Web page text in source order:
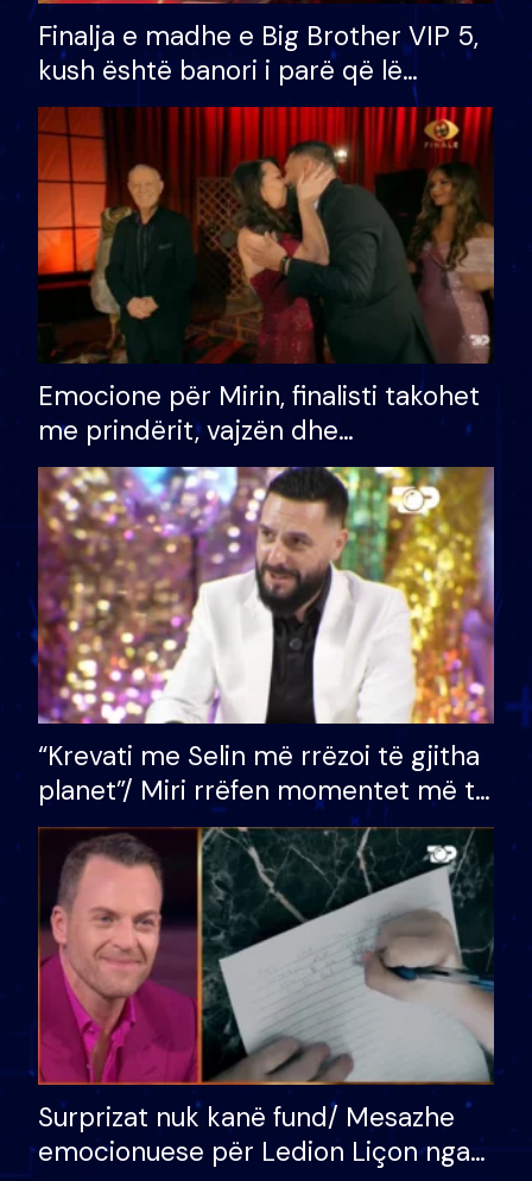
Finalja e madhe e Big Brother VIP 5,
kush është banori i parë që lë
shtëpinë dhe humb mundësinë për
të fituar çmimin e madh
Emocione për Mirin, finalisti takohet
me prindërit, vajzën dhe
bashkëshorten: S’kemi ndonjë letër
divorci apo jo?
“Krevati me Selin më rrëzoi të gjitha
planet”/ Miri rrëfen momentet më të
bukura në shtëpinë e BB VIP: Do më
mungojë zilja e mëngjesit kur…
Surprizat nuk kanë fund/ Mesazhe
emocionuese për Ledion Liçon nga